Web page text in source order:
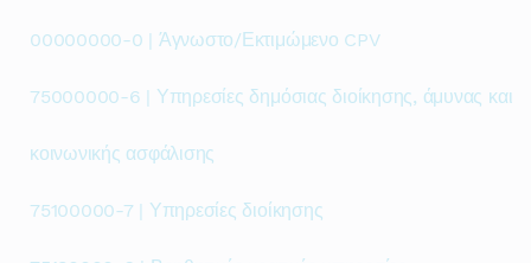
00000000-0 | Άγνωστο/Εκτιμώμενο CPV
75000000-6 | Υπηρεσίες δημόσιας διοίκησης, άμυνας και
κοινωνικής ασφάλισης
75100000-7 | Υπηρεσίες διοίκησης